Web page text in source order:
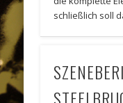
schließlich soll